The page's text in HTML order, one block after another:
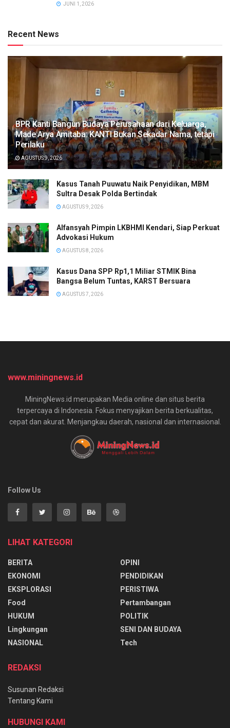
JUNI 1, 2026
Recent News
BPR Kanti Bangun Budaya Perusahaan dari Keluarga,
Made Arya Amitaba: KANTI Bukan Sekadar Nama, tetapi
Perilaku
AGUSTUS 9, 2026
Kasus Tanah Puuwatu Naik Penyidikan, MBM
Sultra Desak Polda Bertindak
AGUSTUS 9, 2026
Alfansyah Pimpin LKBHMI Kendari, Siap Perkuat
Advokasi Hukum
AGUSTUS 8, 2026
Kasus Dana SPP Rp1,1 Miliar STMIK Bina
Bangsa Belum Tuntas, KARST Bersuara
AGUSTUS 7, 2026
www.miningnews.id
MiningNews.id merupakan Media online dan situs berita
terpercaya di Indonesia. Fokus menyajikan berita berkualitas,
cepat dan akurat. Menjangkau daerah, nasional dan internasional.
Follow Us
LIHAT KATEGORI
BERITA
EKONOMI
EKSPLORASI
Food
HUKUM
Lingkungan
NASIONAL
OPINI
PENDIDIKAN
PERISTIWA
Pertambangan
POLITIK
SENI DAN BUDAYA
Tech
REDAKSI
Susunan Redaksi
Tentang Kami
HUBUNGI KAMI